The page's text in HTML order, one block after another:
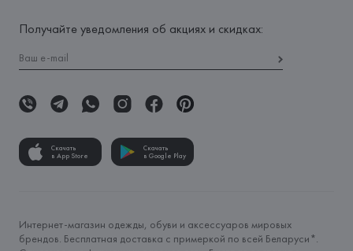
Получайте уведомления об акциях и скидках:
Скачать
в App Store
Скачать
в Google Play
Интернет-магазин одежды, обуви и аксессуаров мировых
брендов. Бесплатная доставка с примеркой по всей Беларуси*.